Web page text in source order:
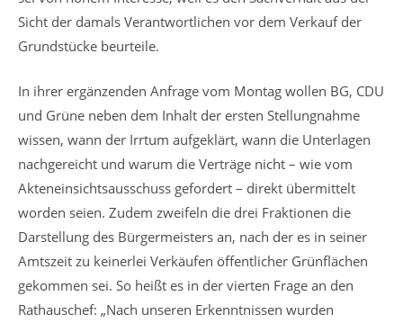
Sicht der damals Verantwortlichen vor dem Verkauf der
Grundstücke beurteile.
In ihrer ergänzenden Anfrage vom Montag wollen BG, CDU
und Grüne neben dem Inhalt der ersten Stellungnahme
wissen, wann der Irrtum aufgeklärt, wann die Unterlagen
nachgereicht und warum die Verträge nicht – wie vom
Akteneinsichtsausschuss gefordert – direkt übermittelt
worden seien. Zudem zweifeln die drei Fraktionen die
Darstellung des Bürgermeisters an, nach der es in seiner
Amtszeit zu keinerlei Verkäufen öffentlicher Grünflächen
gekommen sei. So heißt es in der vierten Frage an den
Rathauschef: „Nach unseren Erkenntnissen wurden